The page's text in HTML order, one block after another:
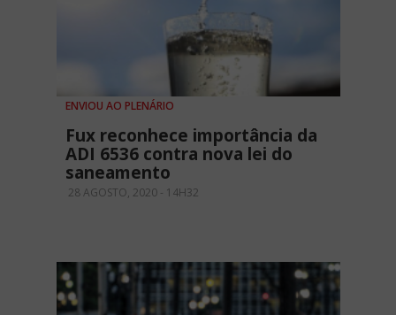
ENVIOU AO PLENÁRIO
Fux reconhece importância da
ADI 6536 contra nova lei do
saneamento
28 AGOSTO, 2020 - 14H32